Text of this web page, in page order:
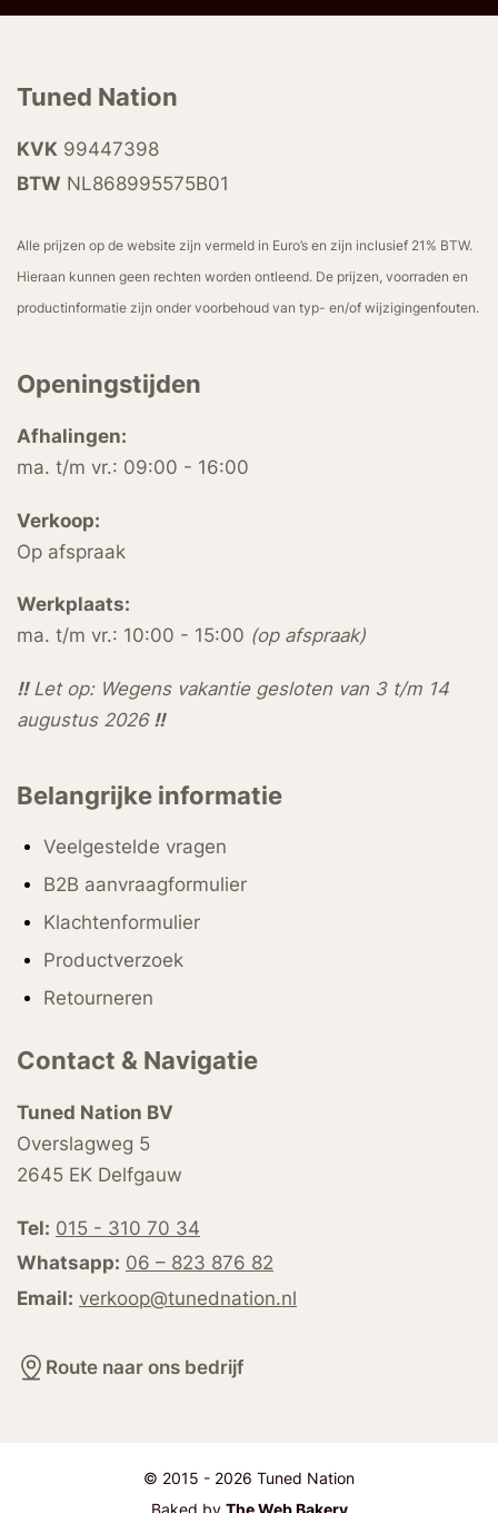
Tuned Nation
KVK 99447398
BTW NL868995575B01
Alle prijzen op de website zijn vermeld in Euro’s en zijn inclusief 21% BTW.
Hieraan kunnen geen rechten worden ontleend. De prijzen, voorraden en
productinformatie zijn onder voorbehoud van typ- en/of wijzigingenfouten.
Openingstijden
Afhalingen:
ma. t/m vr.: 09:00 - 16:00
Verkoop:
Op afspraak
Werkplaats:
ma. t/m vr.: 10:00 - 15:00 (op afspraak)
!!Let op: Wegens vakantie gesloten van 3 t/m 14
augustus 2026 !!
Belangrijke informatie
Veelgestelde vragen
B2B aanvraagformulier
Klachtenformulier
Productverzoek
Retourneren
Contact & Navigatie
Tuned Nation BV
Overslagweg 5
2645 EK Delfgauw
Tel: 015 - 310 70 34
Whatsapp: 06 – 823 876 82
Email: verkoop@tunednation.nl
Route naar ons bedrijf
© 2015 - 2026 Tuned Nation
Baked by The Web Bakery